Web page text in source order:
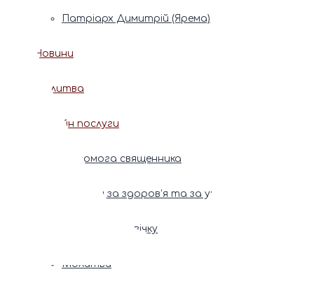
Патріарх Димитрій (Ярема)
Новини
Молитва
Онлайн послуги
Допомога священника
Записки за здоров’я та за упокій
Поставити свічку
Молитви